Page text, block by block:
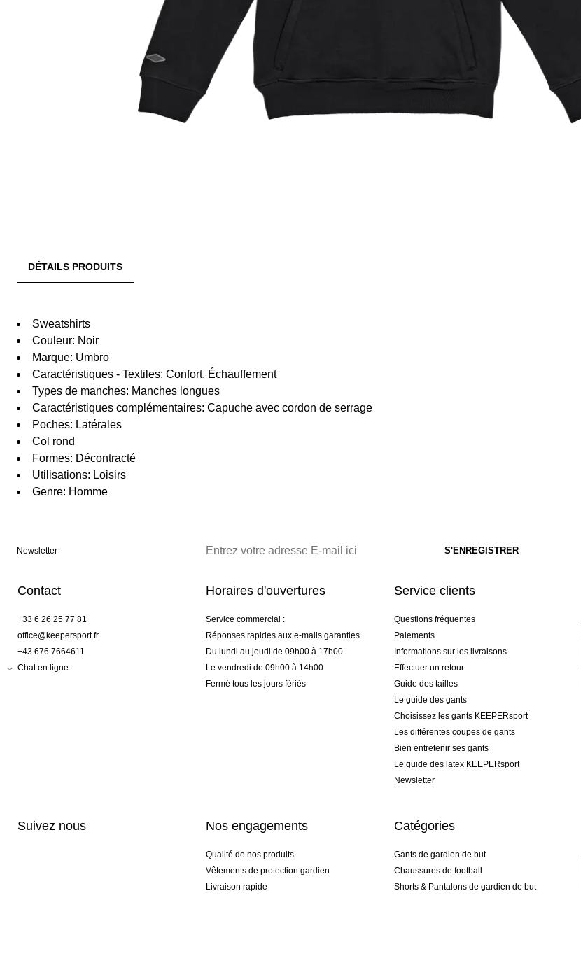
DÉTAILS PRODUITS
Sweatshirts
Couleur: Noir
Marque: Umbro
Caractéristiques - Textiles: Confort, Échauffement
Types de manches: Manches longues
Caractéristiques complémentaires: Capuche avec cordon de serrage
Poches: Latérales
Col rond
Formes: Décontracté
Utilisations: Loisirs
Genre: Homme
Newsletter
Contact
+33 6 26 25 77 81
office@keepersport.fr
+43 676 7664611
Chat en ligne
Horaires d'ouvertures
Service commercial :
Réponses rapides aux e-mails garanties
Du lundi au jeudi de 09h00 à 17h00
Le vendredi de 09h00 à 14h00
Fermé tous les jours fériés
Service clients
Questions fréquentes
Paiements
Informations sur les livraisons
Effectuer un retour
Guide des tailles
Le guide des gants
Choisissez les gants KEEPERsport
Les différentes coupes de gants
Bien entretenir ses gants
Le guide des latex KEEPERsport
Newsletter
Suivez nous Nos engagements
Qualité de nos produits
Vêtements de protection gardien
Livraison rapide
Catégories
Gants de gardien de but
Chaussures de football
Shorts & Pantalons de gardien de but